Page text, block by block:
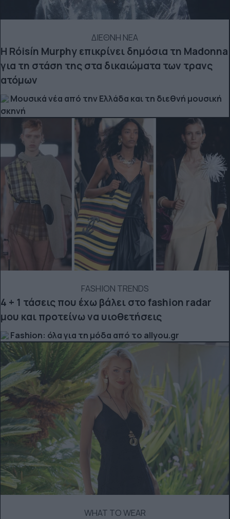
ΔΙΕΘΝΗ ΝΕΑ
Η Róisín Murphy επικρίνει δημόσια τη Madonna
για τη στάση της στα δικαιώματα των τρανς
ατόμων
Μουσικά νέα από την Ελλάδα και τη διεθνή μουσική
σκηνή
FASHION TRENDS
4 + 1 τάσεις που έχω βάλει στο fashion radar
μου και προτείνω να υιοθετήσεις
Fashion: όλα για τη μόδα από το allyou.gr
WHAT TO WEAR